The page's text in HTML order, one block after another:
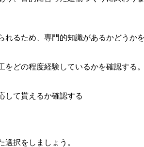
るため、専門的知識があるかどうか
どの程度経験しているかを確認する
して貰えるか確認する
択をしましょう。